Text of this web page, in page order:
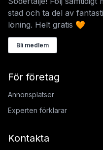
stad och ta del av
löning. Helt gratis 🧡
Bli medlem
För företag
Annonsplatser
Experten förklarar
Kontakta